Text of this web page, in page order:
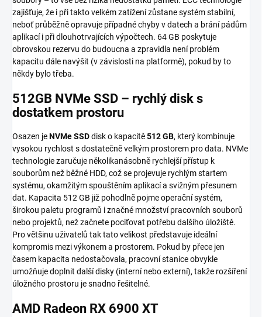
zajišťuje, že i při takto velkém zatížení zůstane systém stabilní,
neboť průběžně opravuje případné chyby v datech a brání pádům
aplikací i při dlouhotrvajících výpočtech. 64 GB poskytuje
obrovskou rezervu do budoucna a zpravidla není problém
kapacitu dále navýšit (v závislosti na platformě), pokud by to
někdy bylo třeba.
512GB NVMe SSD – rychlý disk s
dostatkem prostoru
Osazen jeNVMe SSDdisk o kapacitě512 GB, který kombinuje
vysokou rychlost s dostatečně velkým prostorem pro data. NVMe
technologie zaručuje několikanásobně rychlejší přístup k
souborům než běžné HDD, což se projevuje rychlým startem
systému, okamžitým spouštěním aplikací a svižným přesunem
dat. Kapacita 512 GB již pohodlně pojme operační systém,
širokou paletu programů i značné množství pracovních souborů
nebo projektů, než začnete pociťovat potřebu dalšího úložiště.
Pro většinu uživatelů tak tato velikost představuje ideální
kompromis mezi výkonem a prostorem. Pokud by přece jen
časem kapacita nedostačovala, pracovní stanice obvykle
umožňuje doplnit další disky (interní nebo externí), takže rozšíření
úložného prostoru je snadno řešitelné.
AMD Radeon RX 6900 XT